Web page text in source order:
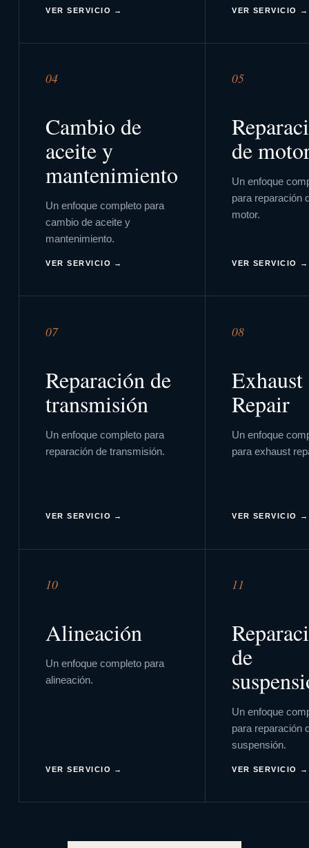
VER SERVICIO → VER SERVICIO →
04
Cambio de
aceite y
mantenimiento
Un enfoque completo para
cambio de aceite y
mantenimiento.
VER SERVICIO →
05
de
Un enfoque
para reparación
motor.
VER SERVICIO →
07
Reparación de
transmisión
Un enfoque completo para
reparación de transmisión.
VER SERVICIO →
08
Exhaust
Repair
Un enfoque
para exhaust
VER SERVICIO →
10
Alineación
Un enfoque completo para
alineación.
VER SERVICIO →
11
de
Un enfoque
para reparación
suspensión.
VER SERVICIO →